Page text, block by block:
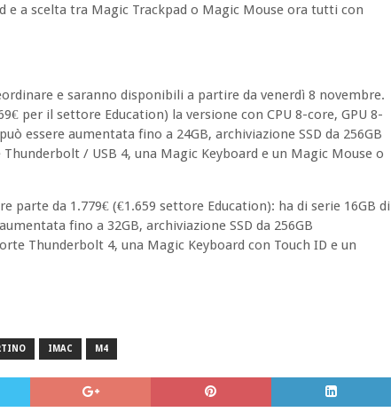
e a scelta tra Magic Trackpad o Magic Mouse ora tutti con
e saranno disponibili a partire da venerdì 8 novembre.
per il settore Education) la versione con CPU 8-core, GPU 8-
essere aumentata fino a 24GB, archiviazione SSD da 256GB
/ USB 4, una Magic Keyboard e un Magic Mouse o
parte da 1.779€ (€1.659 settore Education): ha di serie 16GB di
fino a 32GB, archiviazione SSD da 256GB
Thunderbolt 4, una Magic Keyboard con Touch ID e un
IMAC M4